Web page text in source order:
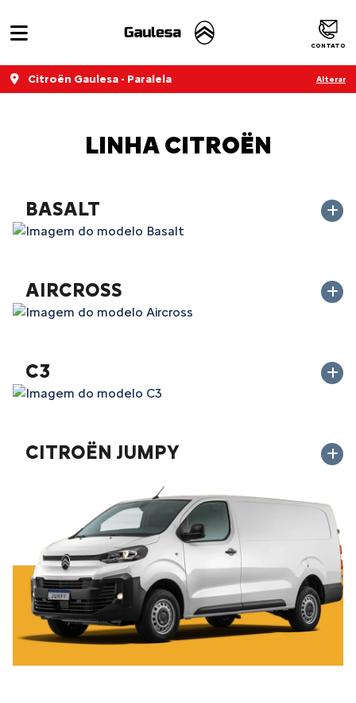
CONTATO
Citroën Gaulesa - Paralela Alterar
LINHA CITROËN
BASALT
AIRCROSS
C3
CITROËN JUMPY